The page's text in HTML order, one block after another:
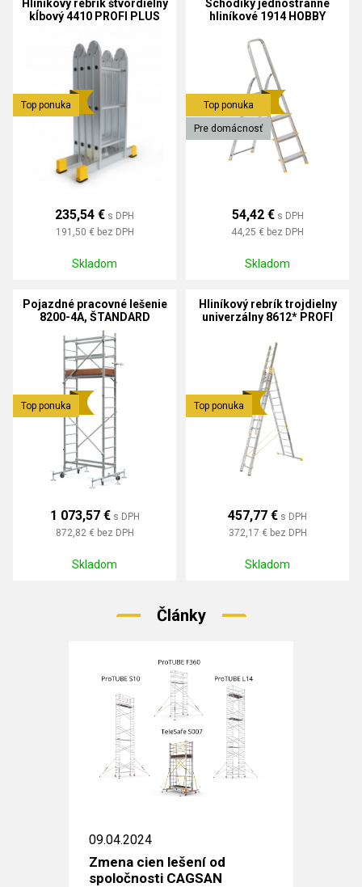
Hliníkový rebrík štvordielny
kĺbový 4410 PROFI PLUS
Top ponuka
235,54 € s DPH
191,50 € bez DPH
Skladom
Schodíky jednostranné
hliníkové 1914 HOBBY
Top ponuka
Pre domácnosť
54,42 € s DPH
44,25 € bez DPH
Skladom
Pojazdné pracovné lešenie
8200-4A, ŠTANDARD
Top ponuka
1 073,57 € s DPH
872,82 € bez DPH
Skladom
Hliníkový rebrík trojdielny
univerzálny 8612* PROFI
Top ponuka
457,77 € s DPH
372,17 € bez DPH
Skladom
Články
09.04.2024
Zmena cien lešení od
spoločnosti CAGSAN